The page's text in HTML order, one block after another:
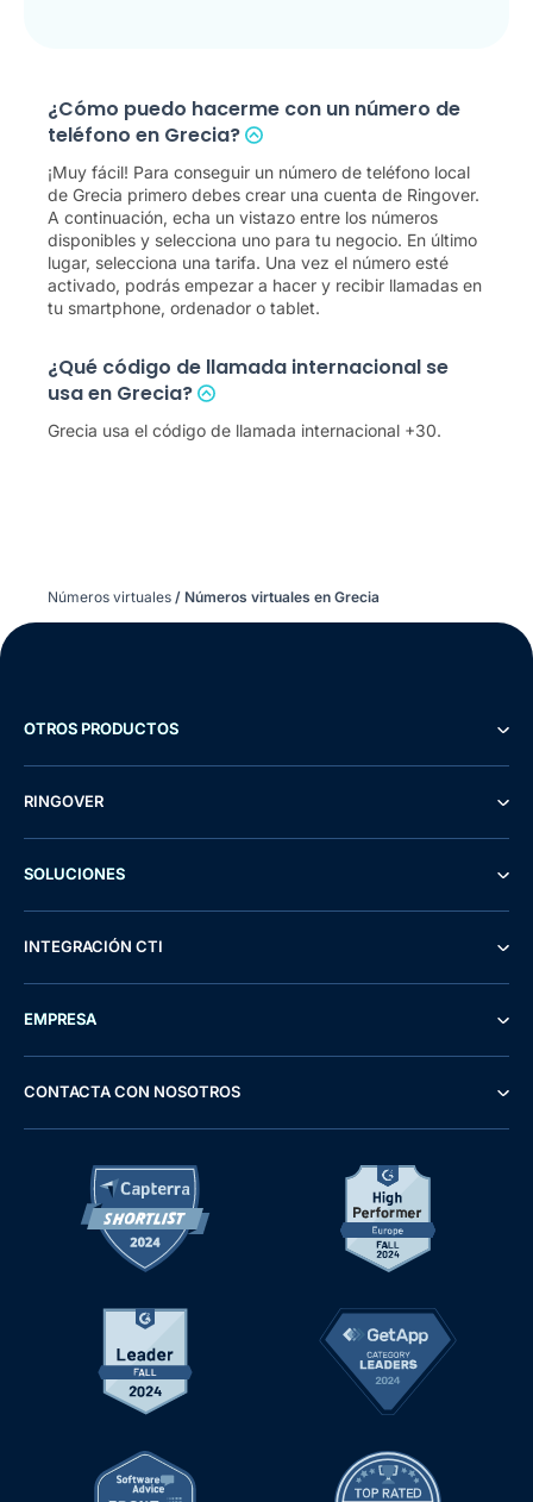
¿Cómo puedo hacerme con un número de
teléfono en Grecia?
¡Muy fácil! Para conseguir un número de teléfono local
de Grecia primero debes crear una cuenta de Ringover.
A continuación, echa un vistazo entre los números
disponibles y selecciona uno para tu negocio. En último
lugar, selecciona una tarifa. Una vez el número esté
activado, podrás empezar a hacer y recibir llamadas en
tu smartphone, ordenador o tablet.
¿Qué código de llamada internacional se
usa en Grecia?
Grecia usa el código de llamada internacional +30.
Números virtuales / Números virtuales en Grecia
OTROS PRODUCTOS
RINGOVER
SOLUCIONES
INTEGRACIÓN CTI
EMPRESA
CONTACTA CON NOSOTROS